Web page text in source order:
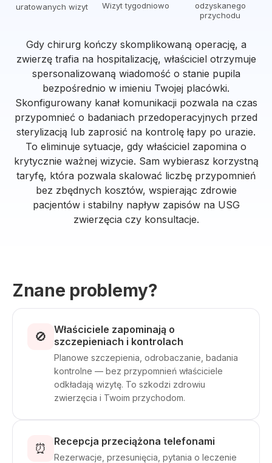
uratowanych wizyt Wizyt tygodniowo
odzyskanego
przychodu
Gdy chirurg kończy skomplikowaną operację, a
zwierzę trafia na hospitalizację, właściciel otrzymuje
spersonalizowaną wiadomość o stanie pupila
bezpośrednio w imieniu Twojej placówki.
Skonfigurowany kanał komunikacji pozwala na czas
przypomnieć o badaniach przedoperacyjnych przed
sterylizacją lub zaprosić na kontrolę łapy po urazie.
To eliminuje sytuacje, gdy właściciel zapomina o
krytycznie ważnej wizycie. Sam wybierasz korzystną
taryfę, która pozwala skalować liczbę przypomnień
bez zbędnych kosztów, wspierając zdrowie
pacjentów i stabilny napływ zapisów na USG
zwierzęcia czy konsultacje.
Znane problemy?
🚫
Właściciele zapominają o
szczepieniach i kontrolach
Planowe szczepienia, odrobaczanie, badania
kontrolne — bez przypomnień właściciele
odkładają wizytę. To szkodzi zdrowiu
zwierzęcia i Twoim przychodom.
⏰ Recepcja przeciążona telefonami
Rezerwacje, przesunięcia, pytania o leczenie